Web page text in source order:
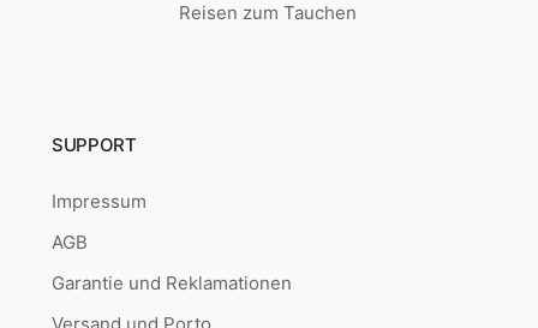
Reisen zum Tauchen
SUPPORT
Impressum
AGB
Garantie und Reklamationen